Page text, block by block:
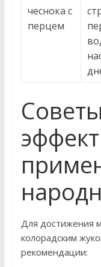
чеснока с
перцем
Для достижения
колорадским
рекомендации: